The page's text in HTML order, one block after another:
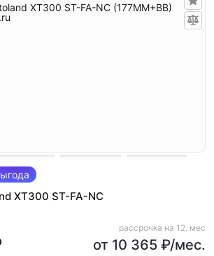
XT300 ST-FA-NC
рассрочка на 12. мес
от 10 365 ₽/мес.